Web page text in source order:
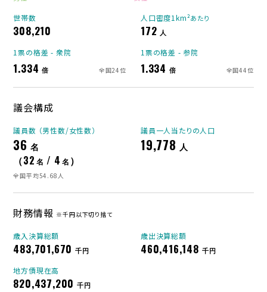
世帯数
308,210
人口密度1km²あたり
172 人
1票の格差 - 衆院
1.334 倍 全国24位
1票の格差 - 参院
1.334 倍 全国44位
議会構成
議員数 （男性数/女性数）
36 名
（32 名 / 4 名 ）
全国平均54.68人
議員一人当たりの人口
19,778 人
財務情報 ※千円以下切り捨て
歳入決算総額
483,701,670 千円
歳出決算総額
460,416,148 千円
地方債現在高
820,437,200 千円